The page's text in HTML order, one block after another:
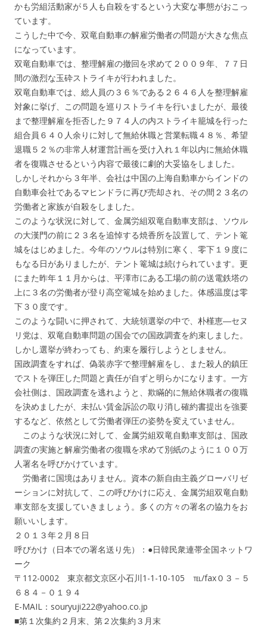
かも労組活動家が５人も自殺をするという大変な事態がおこっ
ています。
こうした中で今、双竜自動車の解雇労働者の問題が大きな焦点
になっています。
双竜自動車では、整理解雇の撤回を求めて２００９年、７７日
間の激烈な玉砕ストライキが行われました。
双竜自動車では、総人員の３６％である２６４６人を整理解雇
対象に挙げ、この問題を巡りストライキを行いましたが、最後
まで整理解雇を拒否した９７４人の内ストライキ籠城を行った
組合員６４０人余りに対して無給休職と営業転職４８％、希望
退職５２％の非常人材運営計画を受け入れ１年以内に無給休職
者を復職させるという内容で最後に劇的大妥協をしました。
しかしそれから３年半、会社は中国の上海自動車からインドの
自動車会社であるマヒンドラに再び売却され、その間２３名の
労働者と家族が自殺をしました。
このような状況に対して、金属労組双竜自動車支部は、ソウル
の大漢門の前に２３名を追悼する焼香所を設置して、テント篭
城をはじめました。今年のソウルは特別に寒く、零下１９度に
もなる日がありましたが、テント篭城は続けられています。更
にまた昨年１１月からは、平澤市にある工場の前の送電鉄塔の
上に３名の労働者が登り高空篭城を始めました。体感温度は零
下３０度です。
このような闘いに押されて、大統領選挙の中で、朴槿恵―セヌ
リ党は、双竜自動車問題の国会での国政調査を約束しました。
しかし選挙が終わっても、約束を履行しようとしません。
国政調査をすれば、偽装赤字で整理解雇をし、また殺人的鎮圧
でストを弾圧した問題と責任が自ずと明らかになります。一方
会社側は、国政調査を逃れようと、欺瞞的に無給休職者の復職
を決めましたが、未払い賃金訴訟の取り消し確約書提出を強要
するなど、依然として労働者弾圧の姿勢を変えていません。
このような状況に対して、金属労組双竜自動車支部は、国政
調査の実施と解雇労働者の復職を求めて別紙のように１００万
人署名を呼びかけています。
労働者に国境はありません。資本の新自由主義グローバリゼ
ーションに対抗して、この呼びかけに応え、金属労組双竜自動
車支部を支援していきましょう。多くの方々の署名の協力をお
願いいします。
２０１３年２月８日
呼びかけ（日本での署名送り先）：●日韓民衆連帯全国ネットワ
ーク
〒112-0002 東京都文京区小石川1-1-10-105 ℡/fax０３－５
６８４－０１９４
E-MAIL：souryuji222@yahoo.co.jp
■第１次集約２月末、第２次集約３月末